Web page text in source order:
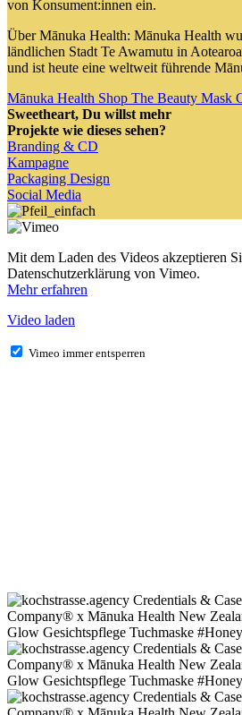
von Konsument:innen ein.
Über Mānuka Health: Mānuka Health
ländlichen Stadt Te Awamutu in
und ist heute eine weltweit führende
Mānuka Health Shop The Beauty Mask
Sweetheart, Du willst mehr
Projekte wie dieses sehen?
Branding & CD
Kampagne
Packaging Design
Social Media
Mit dem Laden des Videos akzeptieren
Datenschutzerklärung von Vimeo.
Mehr erfahren
Video laden
Vimeo immer entsperren